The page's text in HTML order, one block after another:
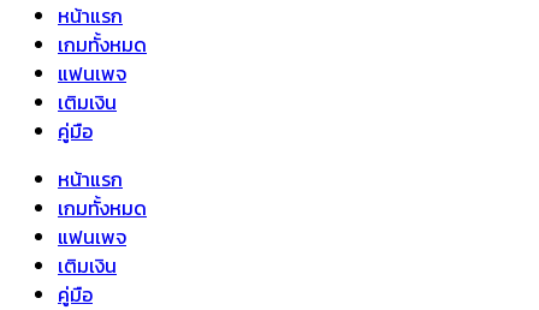
หน้าแรก
เกมทั้งหมด
แฟนเพจ
เติมเงิน
คู่มือ
หน้าแรก
เกมทั้งหมด
แฟนเพจ
เติมเงิน
คู่มือ